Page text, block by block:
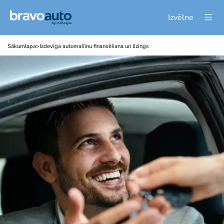
Izvēlne
Sākumlapa>Izdevīga automašīnu finansēšana un līzings